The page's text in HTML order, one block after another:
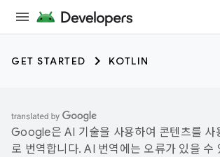
GET STARTED KOTLIN
Google은 AI 기술을 사용하여 콘텐츠를 사
로 번역합니다. AI 번역에는 오류가 있을 수